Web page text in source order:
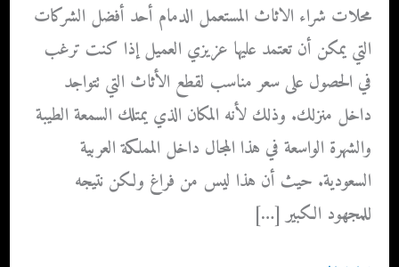
محلات شراء الاثاث المستعمل الدمام أحد أفضل الشركات
التي يمكن أن تعتمد عليها عزيزي العميل إذا كنت ترغب
في الحصول على سعر مناسب لقطع الأثاث التي تتواجد
داخل منزلك. وذلك لأنه المكان الذي يمتلك السمعة الطيبة
والشهرة الواسعة في هذا المجال داخل المملكة العربية
السعودية. حيث أن هذا ليس من فراغ ولكن نتيجه
للمجهود الكبير […]